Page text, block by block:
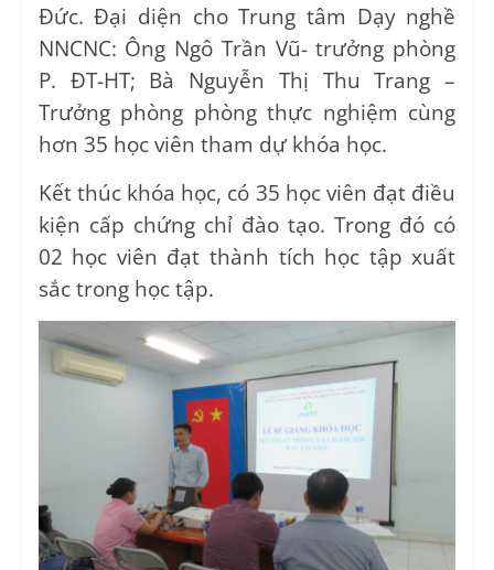
Đức. Đại diện cho Trung tâm Dạy nghề
NNCNC: Ông Ngô Trần Vũ- trưởng phòng
P. ĐT-HT; Bà Nguyễn Thị Thu Trang –
Trưởng phòng phòng thực nghiệm cùng
hơn 35 học viên tham dự khóa học.
Kết thúc khóa học, có 35 học viên đạt điều
kiện cấp chứng chỉ đào tạo. Trong đó có
02 học viên đạt thành tích học tập xuất
sắc trong học tập.